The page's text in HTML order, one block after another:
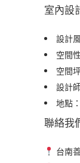
室內設
設計
空間
空間
設計
地點
聯絡我
台南